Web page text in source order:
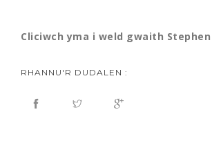
Cliciwch yma i weld gwaith Stephen
RHANNU'R DUDALEN :